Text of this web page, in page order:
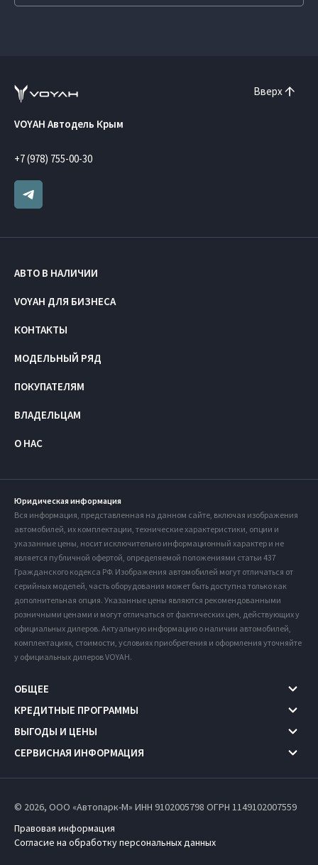
Вверх
VOYAH Автодель Крым
+7 (978) 755-00-30
АВТО В НАЛИЧИИ
VOYAH ДЛЯ БИЗНЕСА
КОНТАКТЫ
МОДЕЛЬНЫЙ РЯД
ПОКУПАТЕЛЯМ
ВЛАДЕЛЬЦАМ
О НАС
Юридическая информация
Вся информация, представленная на данном сайте, включая изображения
автомобилей, их комплектации, технические характеристики, опции и
указанные цены, носит исключительно информационный характер и не
является публичной офертой, определяемой положениями статьи 437
Гражданского кодекса РФ. Изображения автомобилей могут отличаться от
серийных моделей, часть оборудования может быть доступна только как
дополнительная опция. Указанные цены являются рекомендованными
розничными ценами и могут отличаться от фактических цен, действующих у
официальных дилеров. Актуальную информацию о наличии автомобилей,
комплектациях, стоимости, условиях приобретения и оформления уточняйте
у официальных дилеров VOYAH.
ОБЩЕЕ
КРЕДИТНЫЕ ПРОГРАММЫ
ВЫГОДЫ И ЦЕНЫ
СЕРВИСНАЯ ИНФОРМАЦИЯ
© 2026, ООО «Автопарк-М» ИНН 9102005798 ОГРН 1149102007559
Правовая информация
Согласие на обработку персональных данных